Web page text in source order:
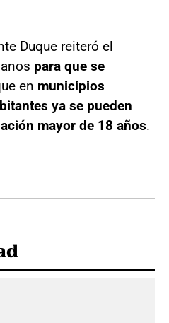
Duque reiteró el
para que se
en municipios
ya se pueden
mayor de 18 años.